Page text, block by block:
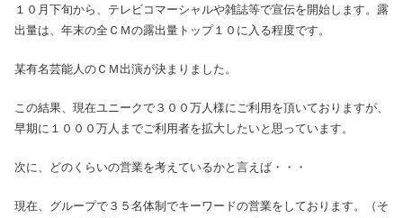
１０月下旬から、テレビコマーシャルや雑誌等で宣伝を開始します。露
出量は、年末の全ＣＭの露出量トップ１０に入る程度です。
某有名芸能人のＣＭ出演が決まりました。
この結果、現在ユニークで３００万人様にご利用を頂いておりますが、
早期に１０００万人までご利用者を拡大したいと思っています。
次に、どのくらいの営業を考えているかと言えば・・・
現在、グループで３５名体制でキーワードの営業をしております。（そ